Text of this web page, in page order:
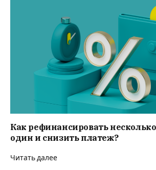
Как рефинансировать
один и снизить платеж?
Читать далее